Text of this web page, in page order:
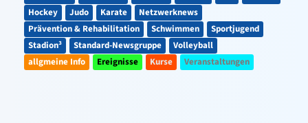
Hockey
Judo Karate
Netzwerknews
Prävention & Rehabilitation
Schwimmen
Sportjugend
Stadion³
Standard-Newsgruppe
Volleyball
allgmeine Info
Ereignisse Kurse Veranstaltungen